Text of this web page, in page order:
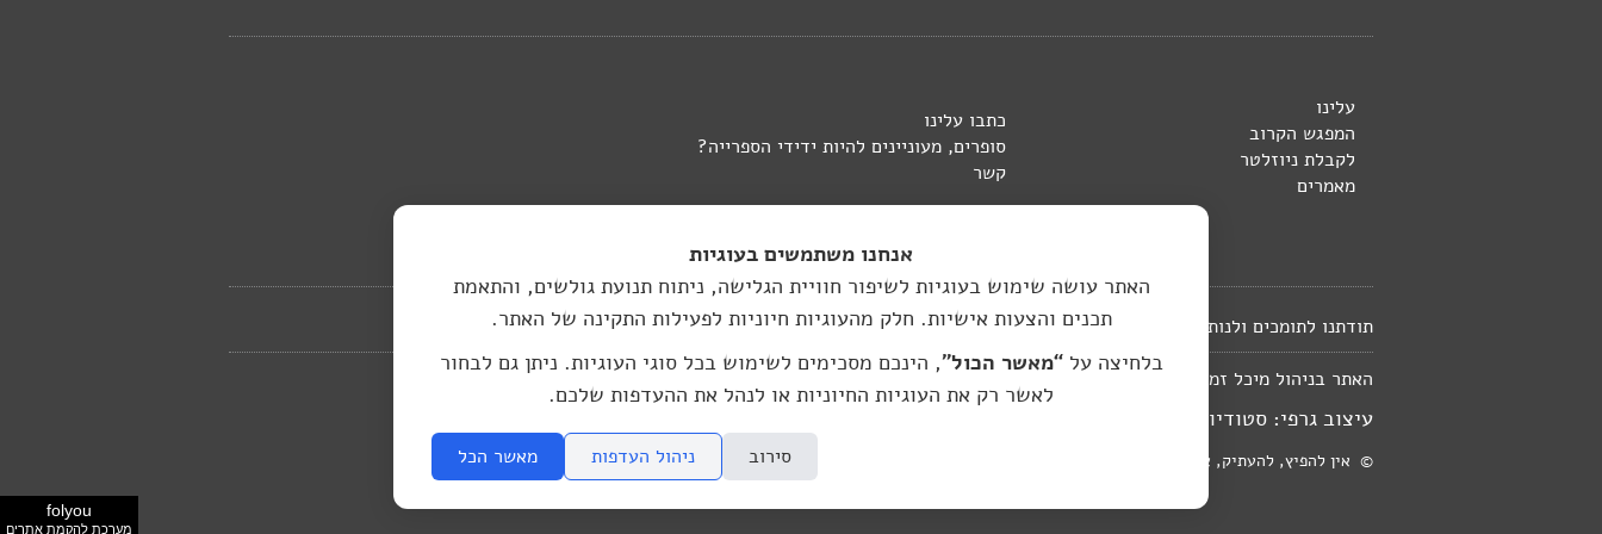
עלינו
המפגש הקרוב
לקבלת ניוזלטר
מאמרים
כתבו עלינו
סופרים, מעוניינים להיות ידידי הספרייה?
קשר
תודתנו לתומכים ולנותני החסות לספרייה העברית בברלין:
האתר בניהול מיכל זמיר
hasifriya.berlin@gmail.com
עיצוב גרפי: סטודיו יעל רוזן, עיצוב גרפי
© אין להפיץ, להעתיק, או לפרסם חומר כלשהו מתוך האתר, ללא הסכמה מראש ובכתב שלי ושל היוצרים
folyou
מערכת להקמת אתרים
אנחנו משתמשים בעוגיות
האתר עושה שימוש בעוגיות לשיפור חוויית הגלישה, ניתוח תנועת גולשים, והתאמת
תכנים והצעות אישיות. חלק מהעוגיות חיוניות לפעילות התקינה של האתר.
בלחיצה על“מאשר הכול”, הינכם מסכימים לשימוש בכל סוגי העוגיות. ניתן גם לבחור
לאשר רק את העוגיות החיוניות או לנהל את ההעדפות שלכם.
סירוב ניהול העדפות מאשר הכל